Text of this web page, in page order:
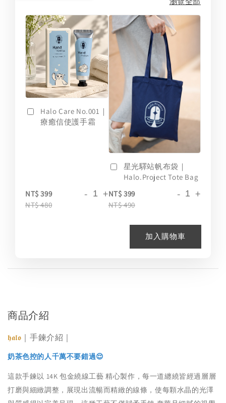
Halo Care No.001｜
療癒信使護手霜
NT$ 399
NT$ 480
- +
星光驛站帆布袋｜
Halo.Project Tote Bag
NT$ 399
NT$ 490
- +
加入購物車
商品介紹
𝖍𝖆𝖑𝖔 ｜手鍊介紹｜
奶茶色控的人千萬不要錯過😌
這款手鍊以 14K 包金繞線工藝 精心製作，每一道纏繞皆經過層層
打磨與細緻調整，展現出流暢而精緻的線條，使每顆水晶的光澤